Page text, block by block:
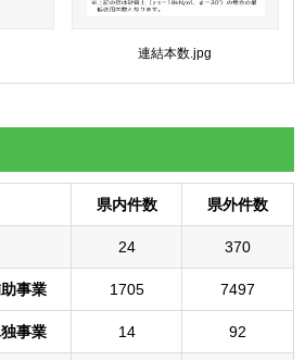
連結本数.jpg
県内件数 県外件数
24 370
事業 1705 7497
事業 14 92